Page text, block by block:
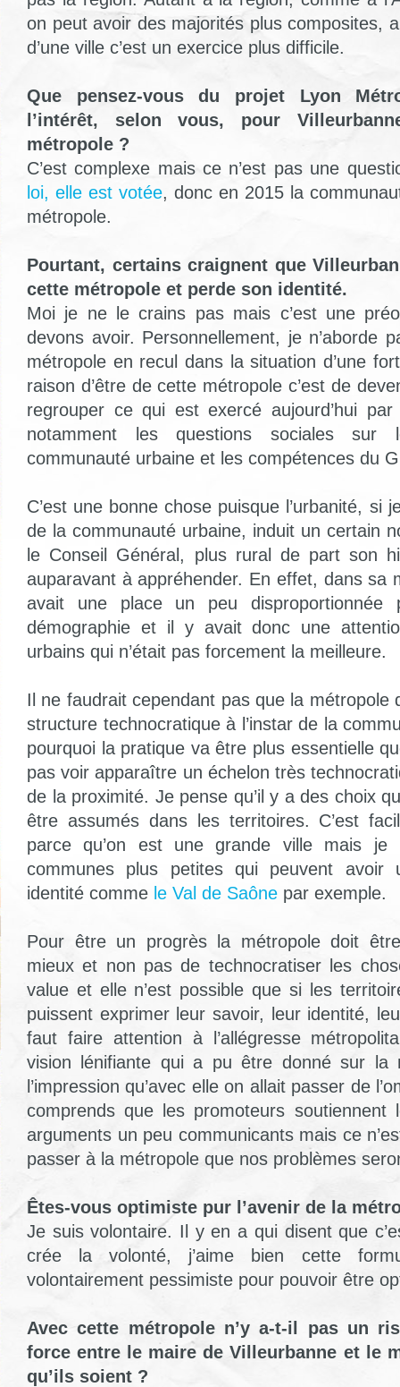
on peut avoir des majorités plus composites,
d’une ville c’est un exercice plus difficile.
Que pensez-vous du projet Lyon
l’intérêt, selon vous, pour
métropole ?
C’est complexe mais ce n’est pas une
loi, elle est votée, donc en 2015 la
métropole.
Pourtant, certains craignent que
cette métropole et perde son identité.
Moi je ne le crains pas mais c’est une
devons avoir. Personnellement, je n’aborde
métropole en recul dans la situation d’une
raison d’être de cette métropole c’est de
regrouper ce qui est exercé aujourd’hui
notamment les questions sociales
communauté urbaine et les compétences du
C’est une bonne chose puisque l’urbanité, si
de la communauté urbaine, induit un certain
le Conseil Général, plus rural de part son
auparavant à appréhender. En effet, dans sa
avait une place un peu
démographie et il y avait donc une
urbains qui n’était pas forcement la meilleure.
Il ne faudrait cependant pas que la métropole
structure technocratique à l’instar de la
pourquoi la pratique va être plus essentielle
pas voir apparaître un échelon très
de la proximité. Je pense qu’il y a des choix
être assumés dans les territoires. C’est
parce qu’on est une grande ville mais
communes plus petites qui peuvent avoir
identité comme le Val de Saône par exemple.
Pour être un progrès la métropole doit
mieux et non pas de technocratiser les
value et elle n’est possible que si les
puissent exprimer leur savoir, leur identité,
faut faire attention à l’allégresse
vision lénifiante qui a pu être donné sur la
l’impression qu’avec elle on allait passer de
comprends que les promoteurs soutiennent
arguments un peu communicants mais ce
passer à la métropole que nos problèmes
Êtes-vous optimiste pur l’avenir de la
Je suis volontaire. Il y en a qui disent que
crée la volonté, j’aime bien cette
volontairement pessimiste pour pouvoir être
Avec cette métropole n’y a-t-il pas un
force entre le maire de Villeurbanne et le
qu’ils soient ?